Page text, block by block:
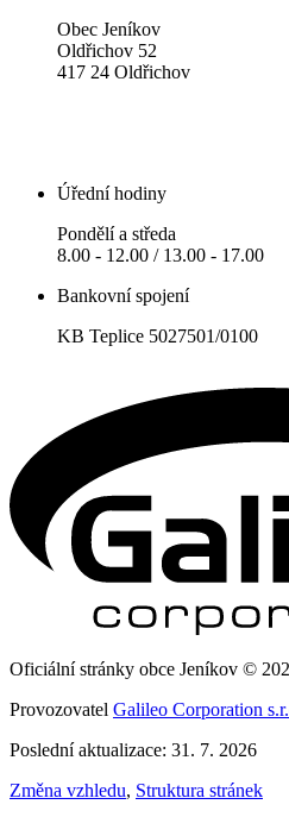
Obec Jeníkov
Oldřichov 52
417 24 Oldřichov
Úřední hodiny
Pondělí a středa
8.00 - 12.00 / 13.00 - 17.00
Bankovní spojení
KB Teplice 5027501/0100
Oficiální stránky obce Jeníkov ©
Provozovatel Galileo Corporation
Poslední aktualizace: 31. 7. 2026
Změna vzhledu, Struktura stránek